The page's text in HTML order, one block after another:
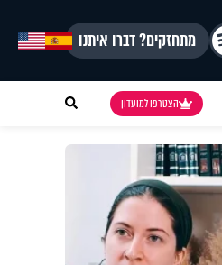
מתחזקים? דברו איתנו
הצטרפו למועדון